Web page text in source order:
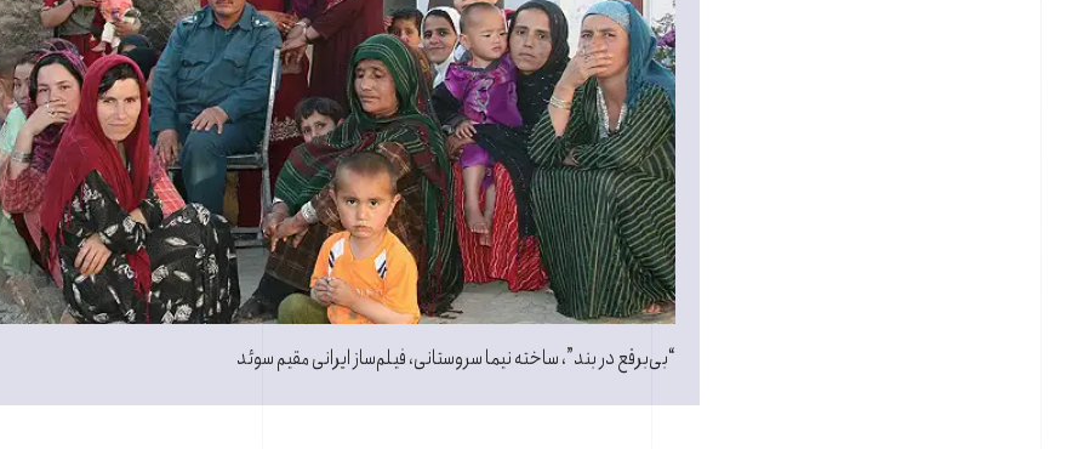
“بی‌برقع در بند”، ساخته نیما سروستانی، فیلم‌ساز ایرانی مقیم سوئد